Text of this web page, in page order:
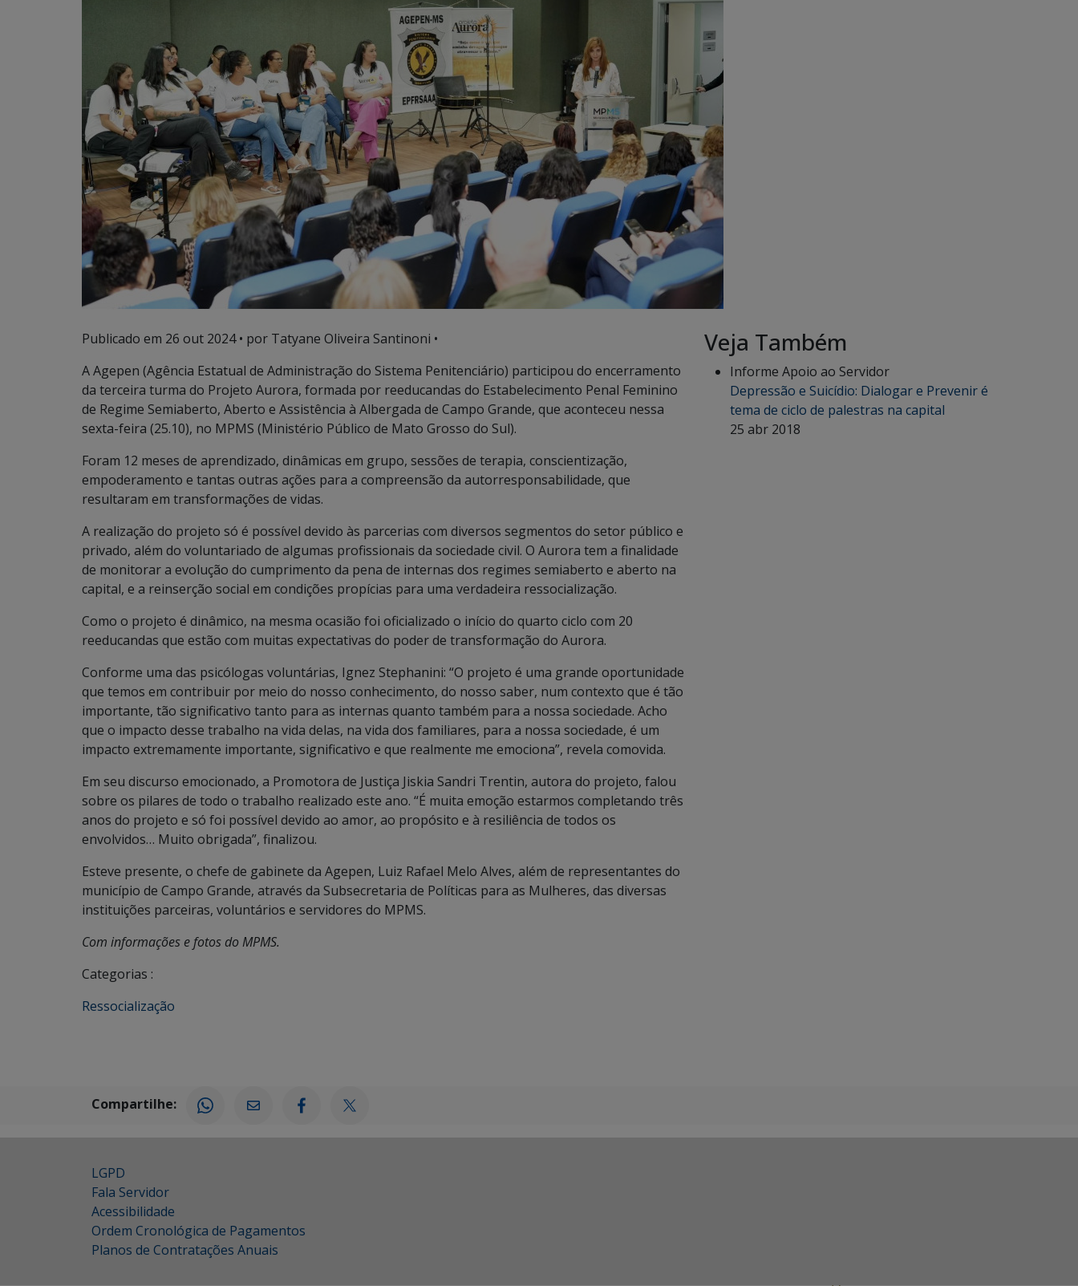
Publicado em 26 out 2024• por Tatyane Oliveira Santinoni •
A Agepen (Agência Estatual de Administração do Sistema Penitenciário) participou do encerramento
da terceira turma do Projeto Aurora, formada por reeducandas do Estabelecimento Penal Feminino
de Regime Semiaberto, Aberto e Assistência à Albergada de Campo Grande, que aconteceu nessa
sexta-feira (25.10), no MPMS (Ministério Público de Mato Grosso do Sul).
Foram 12 meses de aprendizado, dinâmicas em grupo, sessões de terapia, conscientização,
empoderamento e tantas outras ações para a compreensão da autorresponsabilidade, que
resultaram em transformações de vidas.
A realização do projeto só é possível devido às parcerias com diversos segmentos do setor público e
privado, além do voluntariado de algumas profissionais da sociedade civil. O Aurora tem a finalidade
de monitorar a evolução do cumprimento da pena de internas dos regimes semiaberto e aberto na
capital, e a reinserção social em condições propícias para uma verdadeira ressocialização.
Como o projeto é dinâmico, na mesma ocasião foi oficializado o início do quarto ciclo com 20
reeducandas que estão com muitas expectativas do poder de transformação do Aurora.
Conforme uma das psicólogas voluntárias, Ignez Stephanini: “O projeto é uma grande oportunidade
que temos em contribuir por meio do nosso conhecimento, do nosso saber, num contexto que é tão
importante, tão significativo tanto para as internas quanto também para a nossa sociedade. Acho
que o impacto desse trabalho na vida delas, na vida dos familiares, para a nossa sociedade, é um
impacto extremamente importante, significativo e que realmente me emociona”, revela comovida.
Em seu discurso emocionado, a Promotora de Justiça Jiskia Sandri Trentin, autora do projeto, falou
sobre os pilares de todo o trabalho realizado este ano. “É muita emoção estarmos completando três
anos do projeto e só foi possível devido ao amor, ao propósito e à resiliência de todos os
envolvidos… Muito obrigada”, finalizou.
Esteve presente, o chefe de gabinete da Agepen, Luiz Rafael Melo Alves, além de representantes do
município de Campo Grande, através da Subsecretaria de Políticas para as Mulheres, das diversas
instituições parceiras, voluntários e servidores do MPMS.
Com informações e fotos do MPMS.
Categorias :
Ressocialização
Veja Também
Informe Apoio ao Servidor
Depressão e Suicídio: Dialogar e Prevenir é
tema de ciclo de palestras na capital
25 abr 2018
Compartilhe:
LGPD
Fala Servidor
Acessibilidade
Ordem Cronológica de Pagamentos
Planos de Contratações Anuais